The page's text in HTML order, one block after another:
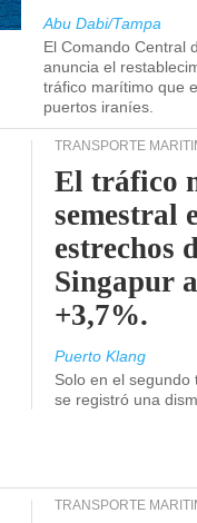
Abu Dabi/Tampa
El Comando Central
anuncia el
tráfico marítimo que
puertos iraníes.
TRANSPORTE
El tráfico
semestral
estrechos
Singapur
+3,7%.
Puerto Klang
Solo en el
se registró una
TRANSPORTE